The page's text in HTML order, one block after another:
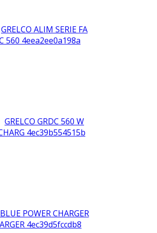
GRELCO ALIM SERIE FA
GRELCO GRDC 560 W
BLUE POWER CHARGER